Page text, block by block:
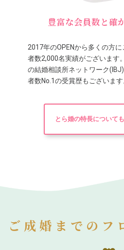
豊富な会員数と確
2017年のOPENから多くの方
者数2,000名実績がございます
の結婚相談所ネットワーク
者数No.1の受賞歴もございます
とら婚の特長について
ご成婚までのフ